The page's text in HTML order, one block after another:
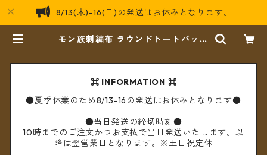
8/13(木)-16(日)の発送はお休みとなります。
モン族刺繍布 ラウンドトートバッグ
⌘ INFORMATION ⌘
●夏季休業のため8/13-16の発送はお休みとなります●
●当日発送の締切時刻●
10時までのご注文かつお支払で当日発送いたします。以
降は翌営業日となります。※土日祝定休